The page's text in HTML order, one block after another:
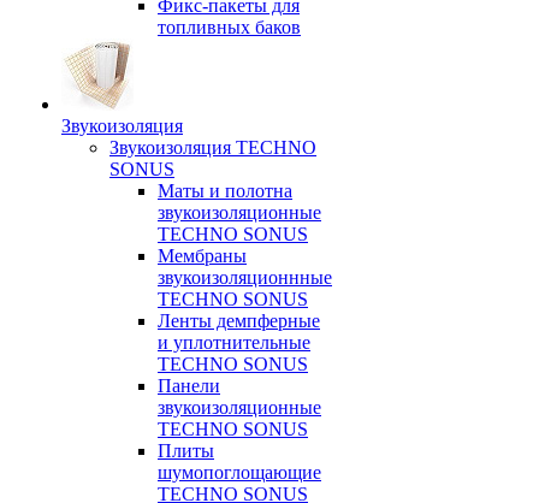
Фикс-пакеты для
топливных баков
Звукоизоляция
Звукоизоляция TECHNO
SONUS
Маты и полотна
звукоизоляционные
TECHNO SONUS
Мембраны
звукоизоляционнные
TECHNO SONUS
Ленты демпферные
и уплотнительные
TECHNO SONUS
Панели
звукоизоляционные
TECHNO SONUS
Плиты
шумопоглощающие
TECHNO SONUS